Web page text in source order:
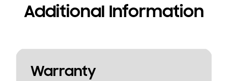
Additional Information
Warranty